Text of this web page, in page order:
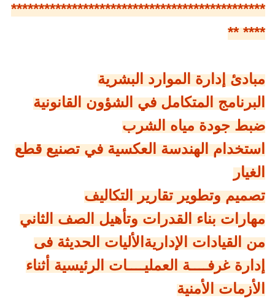
**********************************************
**** **
مبادئ إدارة الموارد البشرية
البرنامج المتكامل في الشؤون القانونية
ضبط جودة مياه الشرب
استخدام الهندسة العكسية في تصنيع قطع
الغيار
تصميم وتطوير تقارير التكاليف
مهارات بناء القدرات وتأهيل الصف الثاني
من القيادات الإداريةالأليات الحديثة فى
إدارة غرفــــة العمليــــات الرئيسية أثناء
الأزمات الأمنية